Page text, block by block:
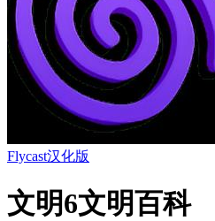
Flycast汉化版
文明6文明百科